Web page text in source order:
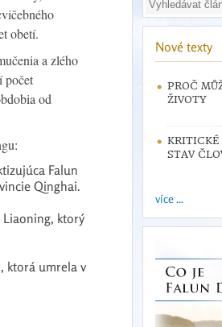
obetí.
a zlého
počet
od
Falun
Qinghai.
ktorý
ktorá umrela v
Nové texty
PROČ
ŽIVOTY
KRITICKÉ
STAV
více ...